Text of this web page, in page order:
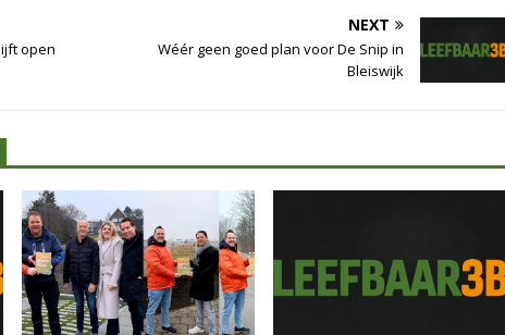
open
NEXT
Wéér geen goed plan voor De Snip in
Bleiswijk